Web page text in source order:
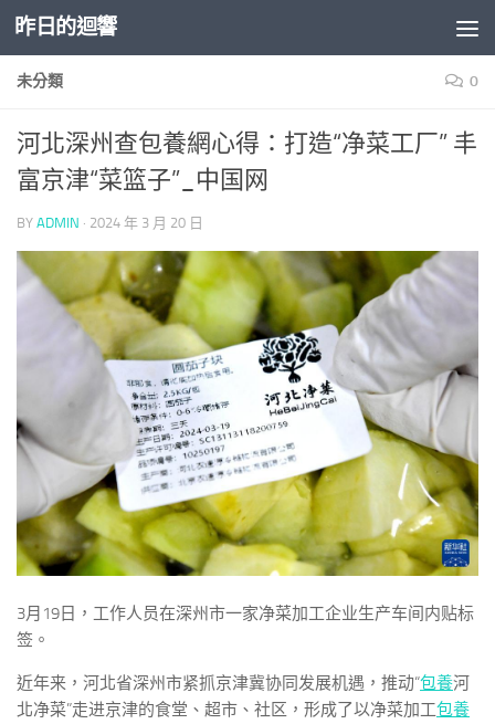
Skip to content
昨日的迴響
未分類 0
河北深州查包養網心得：打造“净菜工厂” 丰
富京津“菜篮子”_中国网
BY ADMIN · 2024 年 3 月 20 日
3月19日，工作人员在深州市一家净菜加工企业生产车间内贴标
签。
近年来，河北省深州市紧抓京津冀协同发展机遇，推动“包養河
北净菜”走进京津的食堂、超市、社区，形成了以净菜加工包養